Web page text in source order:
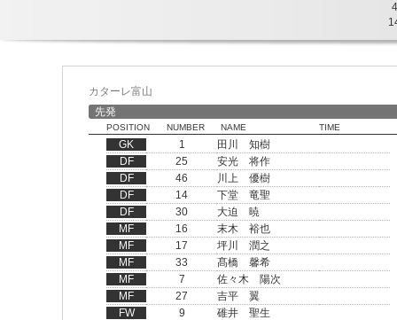
4
カターレ富山
先発
POSITION NUMBER NAME TIME
GK 1
田川 知樹
DF
25
安光 将作
DF
46
川上 優樹
DF
14
下堂 竜聖
DF
30
大迫 暁
MF
16
末木 裕也
MF
17
坪川 潤之
MF
33
髙橋 馨希
MF
7
佐々木 陽次
MF
27
吉平 翼
FW
9
碓井 聖生